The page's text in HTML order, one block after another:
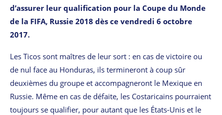
d’assurer leur qualification pour la Coupe du Monde
de la FIFA, Russie 2018 dès ce vendredi 6 octobre
2017.
Les Ticos sont maîtres de leur sort : en cas de victoire ou
de nul face au Honduras, ils termineront à coup sûr
deuxièmes du groupe et accompagneront le Mexique en
Russie. Même en cas de défaite, les Costaricains pourraient
toujours se qualifier, pour autant que les États-Unis et le